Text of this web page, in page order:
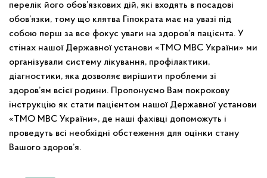
перелік його обов’язкових дій, які входять в посадові
обов’язки, тому що клятва Гіпократа має на увазі під
собою перш за все фокус уваги на здоров’я пацієнта. У
стінах нашої Державної установи «ТМО МВС України» ми
організували систему лікування, профілактики,
діагностики, яка дозволяє вирішити проблеми зі
здоров’ям всієї родини. Пропонуємо Вам покрокову
інструкцію як стати пацієнтом нашої Державної установи
«ТМО МВС України», де наші фахівці допоможуть і
проведуть всі необхідні обстеження для оцінки стану
Вашого здоров’я.